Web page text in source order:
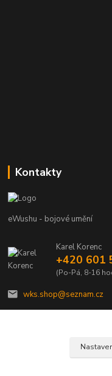
Kontakty
eWushu - bojové umění
Karel Korenc
+420 601
(Po-Pá, 8-16
wks.shop@seznam.cz